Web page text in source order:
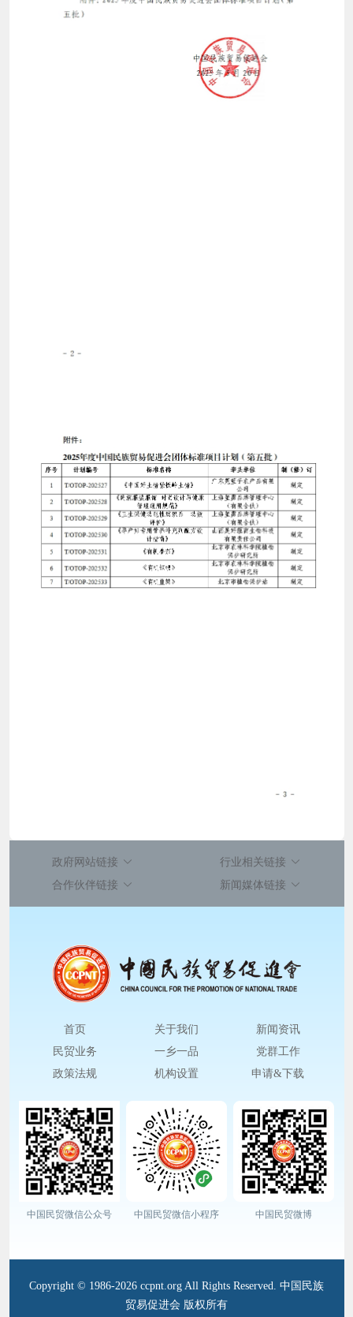
政府网站链接
行业相关链接
合作伙伴链接
新闻媒体链接
首页 关于我们
新闻资讯
民贸业务
一乡一品
党群工作
政策法规
机构设置 申请&下载
中国民贸微信公众号 中国民贸微信小程序 中国民贸微博
Copyright © 1986-2026 ccpnt.org All Rights Reserved. 中国民族
贸易促进会 版权所有